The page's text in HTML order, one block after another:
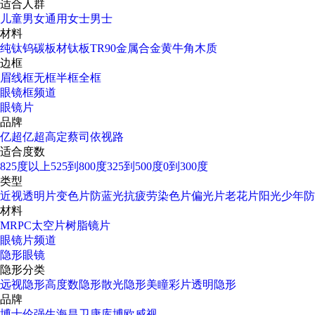
适合人群
儿童男女通用女士男士
材料
纯钛钨碳板材钛板TR90金属合金黄牛角木质
边框
眉线框无框半框全框
眼镜框频道
眼镜片
品牌
亿超亿超高定蔡司 依视路
适合度数
825度以上525到800度325到500度0到300度
类型
近视透明片变色片防蓝光抗疲劳染色片偏光片老花片阳光少年
材料
MRPC太空片树脂镜片
眼镜片频道
隐形眼镜
隐形分类
远视隐形高度数隐形散光隐形美瞳彩片透明隐形
品牌